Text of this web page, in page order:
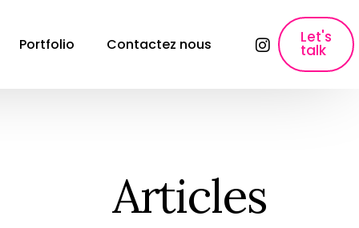
Création de contenu
Création de contenu &#038; Content
Portfolio Contactez nous Let's
talk
Articles